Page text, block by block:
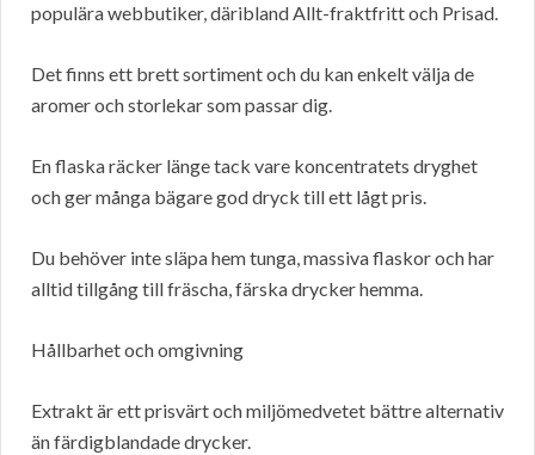
populära webbutiker, däribland Allt-fraktfritt och Prisad.
Det finns ett brett sortiment och du kan enkelt välja de
aromer och storlekar som passar dig.
En flaska räcker länge tack vare koncentratets dryghet
och ger många bägare god dryck till ett lågt pris.
Du behöver inte släpa hem tunga, massiva flaskor och har
alltid tillgång till fräscha, färska drycker hemma.
Hållbarhet och omgivning
Extrakt är ett prisvärt och miljömedvetet bättre alternativ
än färdigblandade drycker.